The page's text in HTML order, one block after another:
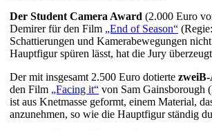
Der Student Camera Award (2.000 Euro
Demirer für den Film „End of Season“
Schattierungen und Kamerabewegungen
Hauptfigur spüren lässt, hat die Jury
Der mit insgesamt 2.500 Euro dotierte
den Film „Facing it“ von Sam Gainsborough
ist aus Knetmasse geformt, einem Material,
anzunehmen, so wie die Hauptfigur ständig